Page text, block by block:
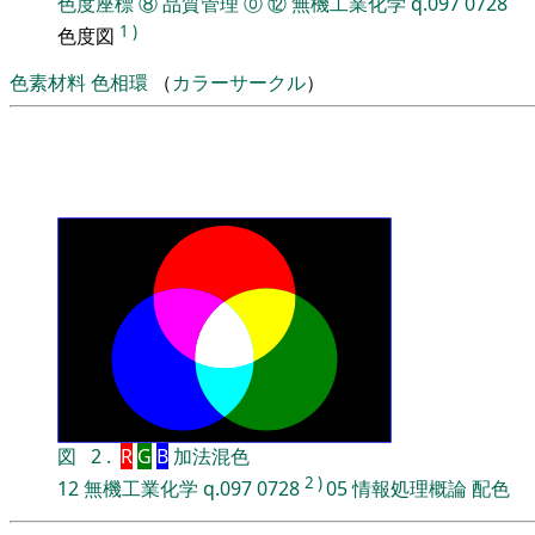
色度図 1 )
色素材料色相環 （カラーサークル）
図 2 . R G B 加法混色
12無機工業化学 q.0970728 2 )05情報処理概論配色